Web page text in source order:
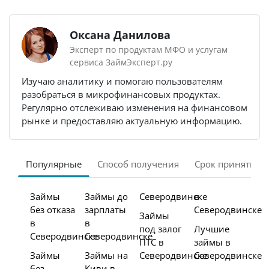
Оксана Данилова
Эксперт по продуктам МФО и услугам
сервиса ЗаймЭксперт.ру
Изучаю аналитику и помогаю пользователям
разобраться в микрофинансовых продуктах.
Регулярно отслеживаю изменения на финансовом
рынке и предоставляю актуальную информацию.
Популярные Способ получения Срок принятия
Займы
без отказа
в
Северодвинске
Займы
Займы до
зарплаты
в
Северодвинске
Займы на
Северодвинске
Займы
под залог
ПТС в
Северодвинске
в
Северодвинске
Лучшие
займы в
Северодвинске